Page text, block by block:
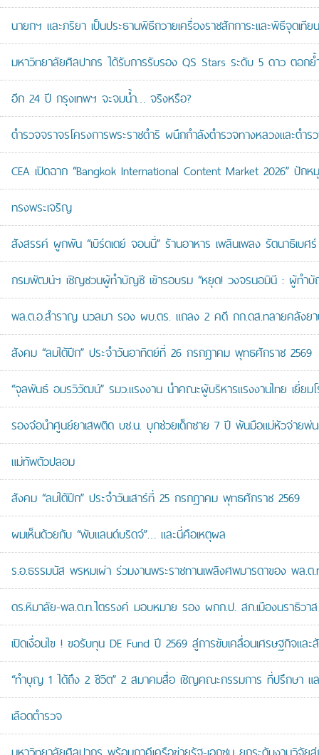
นายกฯ และภริยา เป็นประธานพิธีถวายเครื่องราชสักการะและพิธีจุดเ
มหาวิทยาลัยศิลปากร ได้รับการรับรอง QS Stars ระดับ 5 ดาว ตอก
อีก 24 ปี กรุงเทพฯ จะจมน้ำ… จริงหรือ?
ตำรวจจราจรโครงการพระราชดำริ ผนึกกำลังตำรวจทางหลวงและตำ
CEA เปิดฉาก “Bangkok International Content Market 2026” ปั
ทรงพระเจริญ
สังสรรค์ ผูกพัน “เบิร์ดเดย์ จอนนี่” ร้านอาหาร เพลินเพลง รัตนาธิเบศ
กรมพัฒน์ฯ เชิญชวนผู้ทำบัญชี เข้ารอบรม “หยุด! วงจรนอมินี : ผู้ทำ
พล.ต.อ.สำราญ นวลมา รอง ผบ.ตร. แถลง 2 คดี กก.ดส.ทลายคลังย
สังคม “ลมใต้ปีก” ประจำวันอาทิตย์ที่ 26 กรกฎาคม พุทธศักราช 2569
“จุลพันธ์ อมรวิวัฒน์” รมว.แรงงาน นำคณะผู้บริหารแรงงานไทย เยี่ยม
รองจ๋อนำศูนย์ยาเสพติด บช.น. บุกช่วยเด็กชาย 7 ปี พ้นมือแม่หัวจ่ายพ่น
แม่ทัพตัวปลอม
สังคม “ลมใต้ปีก” ประจำวันเสาร์ที่ 25 กรกฎาคม พุทธศักราช 2569
ผมเห็นด้วยกับ “พับแลนด์บริดจ์”… และนี่คือเหตุผล
ร.อ.ธรรมนัส พรหมเผ่า ร่วมงานพระราชทานเพลิงศพมารดาของ พล.
ดร.หิมาลัย-พล.ต.ท.ไตรรงค์ มอบหมาย รอง ผกก.ป. สภ.เมืองนราธิว
เปิดเงื่อนไข ! ขอรับทุน DE Fund ปี 2569 สู่การขับเคลื่อนเศรษฐกิจแล
“ทำบุญ 1 ได้ถึง 2 ชีวิต” 2 สมาคมสื่อ เชิญคณะกรรมการ ที่ปรึกษา แ
เลือดตำรวจ